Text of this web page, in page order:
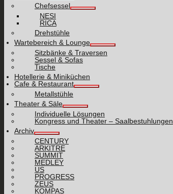
Chefsessel
NESI
RICA
Drehstühle
Wartebereich & Lounge
Sitzbänke & Traversen
Sessel & Sofas
Tische
Hotellerie & Miniküchen
Cafe & Restaurant
Metallstühle
Theater & Säle
Individuelle Lösungen
Kongress und Theater – Saalbestuhlungen
Archiv
CENTURY
ARKITRE
SUMMIT
MEDLEY
US
PROGRESS
ZEUS
KOMPAS